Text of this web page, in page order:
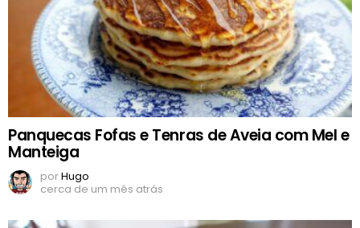
Panquecas Fofas e Tenras de Aveia com Mel e
Manteiga
porHugo
cerca de um mês atrás